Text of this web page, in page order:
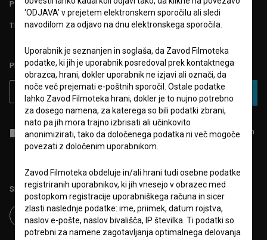
POGOSTA VPRAŠANJA
TEST FUNKCIONALNOSTI
PRIJAVITE SE NA BSF NOVIČNIK:
PRIJAVA
Sprejemamsplošne pogojein dajemsoglasjeza zbiranje, hrambo in
obdelavo osebnih podatkov.
Sledite nam na:
‘ODJAVA’ v prejetem elektronskem sporočilu ali sledi
navodilom za odjavo na dnu elektronskega sporočila.
Uporabnik je seznanjen in soglaša, da Zavod Filmoteka
podatke, ki jih je uporabnik posredoval prek kontaktnega
obrazca, hrani, dokler uporabnik ne izjavi ali označi, da
noče več prejemati e-poštnih sporočil. Ostale podatke
lahko Zavod Filmoteka hrani, dokler je to nujno potrebno
za dosego namena, za katerega so bili podatki zbrani,
nato pa jih mora trajno izbrisati ali učinkovito
anonimizirati, tako da določenega podatka ni več mogoče
povezati z določenim uporabnikom.
Zavod Filmoteka obdeluje in/ali hrani tudi osebne podatke
registriranih uporabnikov, ki jih vnesejo v obrazec med
postopkom registracije uporabniškega računa in sicer
zlasti naslednje podatke: ime, priimek, datum rojstva,
naslov e-pošte, naslov bivališča, IP številka. Ti podatki so
potrebni za namene zagotavljanja optimalnega delovanja